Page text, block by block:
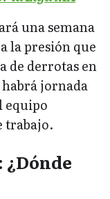
una semana
la presión que
de derrotas en
habrá jornada
equipo
trabajo.
¿Dónde